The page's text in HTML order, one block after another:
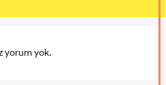
yorum yok.